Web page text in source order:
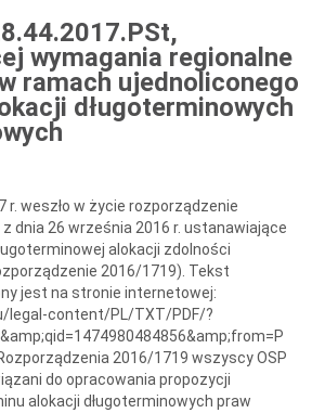
wymagania regionalne
ramach ujednoliconego
długoterminowych
r. weszło w życie rozporządzenie
dnia 26 września 2016 r. ustanawiające
alokacji zdolności
2016/1719). Tekst
jest na stronie internetowej:
legal-content/PL/TXT/PDF/?
2016/1719 wszyscy OSP
do opracowania propozycji
alokacji długoterminowych praw